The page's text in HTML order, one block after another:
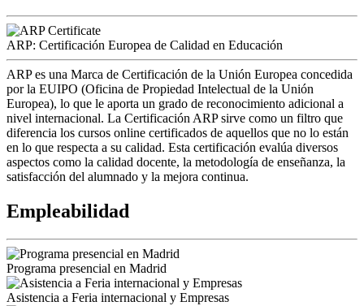
ARP: Certificación Europea de Calidad en Educación
ARP es una Marca de Certificación de la Unión Europea concedida
por la EUIPO (Oficina de Propiedad Intelectual de la Unión
Europea), lo que le aporta un grado de reconocimiento adicional a
nivel internacional. La Certificación ARP sirve como un filtro que
diferencia los cursos online certificados de aquellos que no lo están
en lo que respecta a su calidad. Esta certificación evalúa diversos
aspectos como la calidad docente, la metodología de enseñanza, la
satisfacción del alumnado y la mejora continua.
Empleabilidad
Programa presencial en Madrid
Asistencia a Feria internacional y Empresas